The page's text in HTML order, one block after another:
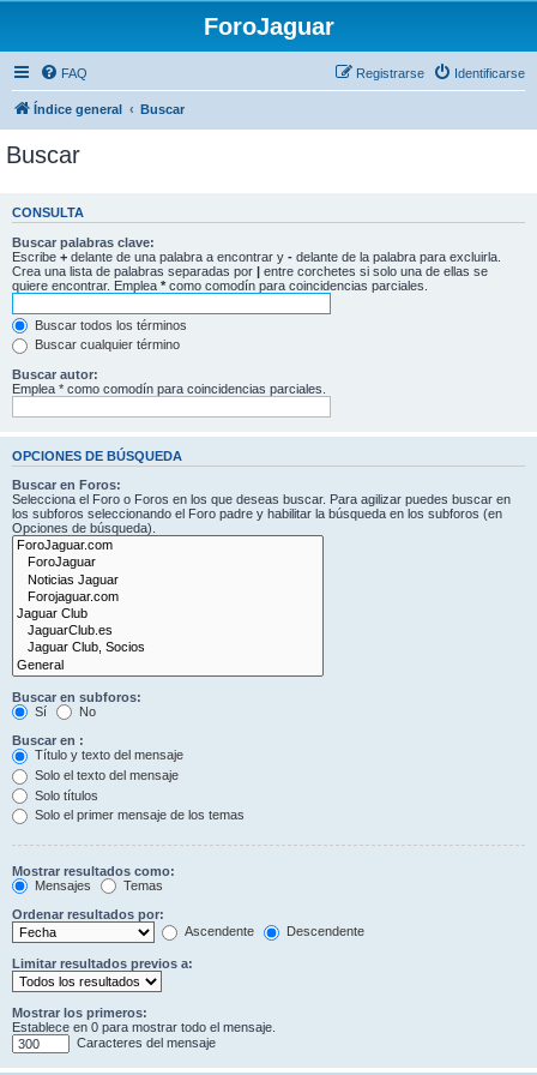
ForoJaguar
FAQ Identificarse
Registrarse
Índice general Buscar
Buscar
CONSULTA
Buscar palabras clave:
Escribe + delante de una palabra a encontrar y - delante de la palabra para excluirla.
Crea una lista de palabras separadas por | entre corchetes si solo una de ellas se
quiere encontrar. Emplea * como comodín para coincidencias parciales.
Buscar todos los términos
Buscar cualquier término
Buscar autor:
Emplea * como comodín para coincidencias parciales.
OPCIONES DE BÚSQUEDA
Buscar en Foros:
Selecciona el Foro o Foros en los que deseas buscar. Para agilizar puedes buscar en
los subforos seleccionando el Foro padre y habilitar la búsqueda en los subforos (en
Opciones de búsqueda).
Buscar en subforos:
Sí
No
Buscar en :
Título y texto del mensaje
Solo el texto del mensaje
Solo títulos
Solo el primer mensaje de los temas
Mostrar resultados como:
Mensajes
Temas
Ordenar resultados por:
Ascendente
Descendente
Limitar resultados previos a:
Mostrar los primeros:
Establece en 0 para mostrar todo el mensaje.
Caracteres del mensaje